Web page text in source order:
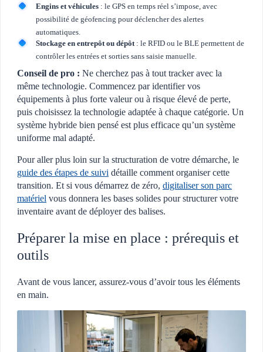
Engins et véhicules : le GPS en temps réel s’impose, avec
possibilité de géofencing pour déclencher des alertes
automatiques.
Stockage en entrepôt ou dépôt : le RFID ou le BLE permettent de
contrôler les entrées et sorties sans saisie manuelle.
Conseil de pro : Ne cherchez pas à tout tracker avec la
même technologie. Commencez par identifier vos
équipements à plus forte valeur ou à risque élevé de perte,
puis choisissez la technologie adaptée à chaque catégorie. Un
système hybride bien pensé est plus efficace qu’un système
uniforme mal adapté.
Pour aller plus loin sur la structuration de votre démarche, le
guide des étapes de suivi détaille comment organiser cette
transition. Et si vous démarrez de zéro, digitaliser son parc
matériel vous donnera les bases solides pour structurer votre
inventaire avant de déployer des balises.
Préparer la mise en place : prérequis et
outils
Avant de vous lancer, assurez-vous d’avoir tous les éléments
en main.